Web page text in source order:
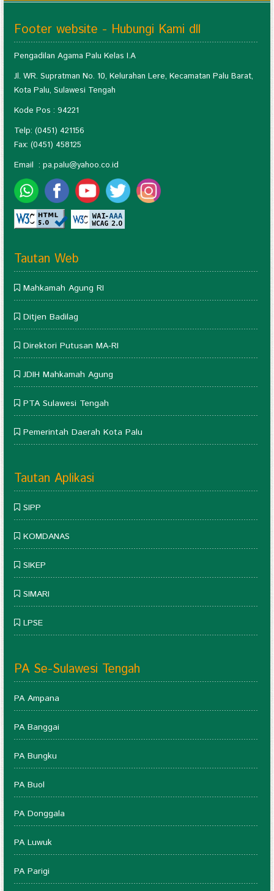
Footer website - Hubungi Kami dll
Pengadilan Agama Palu Kelas I.A
Jl. WR. Supratman No. 10, Kelurahan Lere, Kecamatan Palu Barat,
Kota Palu, Sulawesi Tengah
Kode Pos : 94221
Telp: (0451) 421156
Fax: (0451) 458125
Email : pa.palu@yahoo.co.id
Tautan Web
Mahkamah Agung RI
Ditjen Badilag
Direktori Putusan MA-RI
JDIH Mahkamah Agung
PTA Sulawesi Tengah
Pemerintah Daerah Kota Palu
Tautan Aplikasi
SIPP
KOMDANAS
SIKEP
SIMARI
LPSE
PA Se-Sulawesi Tengah
PA Ampana
PA Banggai
PA Bungku
PA Buol
PA Donggala
PA Luwuk
PA Parigi